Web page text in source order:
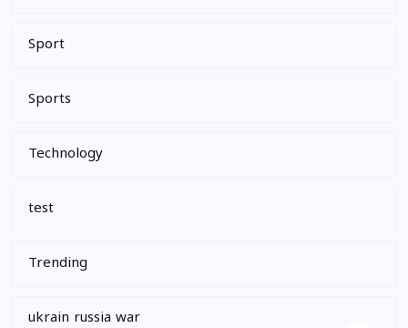
Sport
Sports
Technology
test
Trending
ukrain russia war